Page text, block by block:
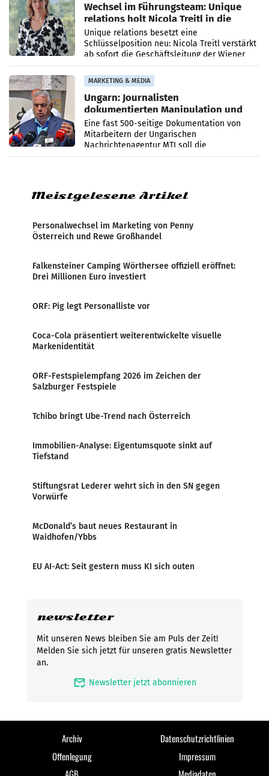
Wechsel im Führungsteam: Unique
relations holt Nicola Treitl in die
Geschäftsleitung
Unique relations besetzt eine
Schlüsselposition neu: Nicola Treitl verstärkt
ab sofort die Geschäftsleitung der Wiener
PR-Agentur an der Seite von Josef Kalina und
Anna Kalina-Mahr.
MARKETING & MEDIA
Ungarn: Journalisten
dokumentierten Manipulation und
Zensur
Eine fast 500-seitige Dokumentation von
Mitarbeitern der Ungarischen
Nachrichtenagentur MTI soll die
systematische Nachrichten-Manipulation und
Meistgelesene Artikel
Personalwechsel im Marketing von Penny
Österreich und Rewe Großhandel
Falkensteiner Camping Wörthersee offiziell eröffnet:
Drei Millionen Euro investiert
ORF: Pig legt Personalliste vor
Coca-Cola präsentiert weiterentwickelte visuelle
Markenidentität
ORF-Festspielempfang 2026 im Zeichen der
Salzburger Festspiele
Tchibo bringt Ube-Trend nach Österreich
Immobilien-Analyse: Eigentumsquote sinkt auf
Tiefstand
Stiftungsrat Lederer wehrt sich in den SN gegen
Vorwürfe
McDonald’s baut neues Restaurant in
Waidhofen/Ybbs
EU AI-Act: Seit gestern muss KI sich outen
newsletter
Mit unseren News bleiben Sie am Puls der Zeit!
Melden Sie sich jetzt für unseren gratis Newsletter
an.
mark_email_read Newsletter jetzt abonnieren
Archiv
Datenschutzrichtlinien
Offenlegung
Impressum